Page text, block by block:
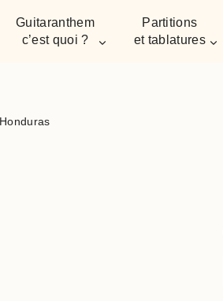
Guitaranthem
c’est quoi ?
Partitions
et tablatures
Honduras